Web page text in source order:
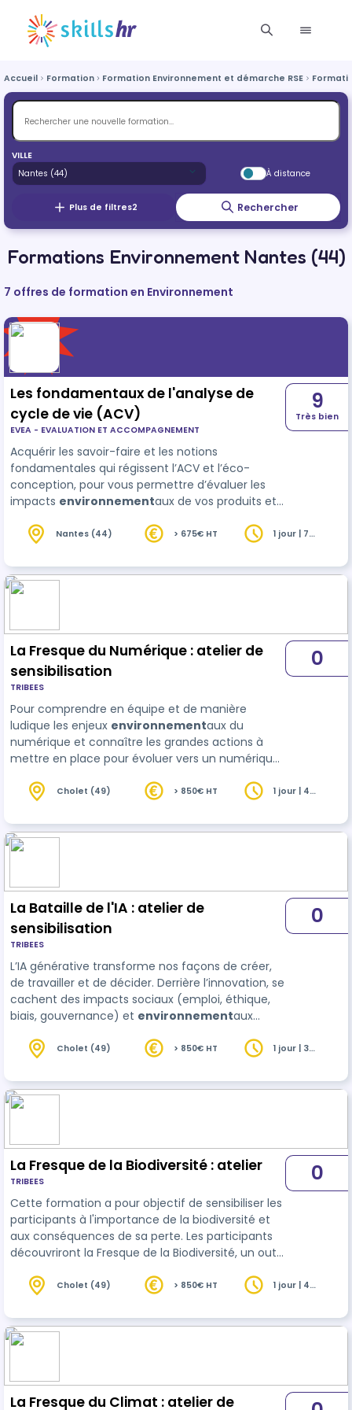
Accueil Formation Formation Environnement et démarche RSE
VILLE
À distance
Plus de filtres2 Rechercher
Formations Environnement Nantes (44)
7 offres de formation en Environnement
Les fondamentaux de l'analyse de
cycle de vie (ACV)
EVEA - EVALUATION ET ACCOMPAGNEMENT
Acquérir les savoir-faire et les notions
fondamentales qui régissent l’ACV et l’éco-
conception, pour vous permettre d’évaluer les
impacts environnementaux de vos produits et
9
Très bien
Nantes (44) > 675€ HT
1 jour | 7
La Fresque du Numérique : atelier de
sensibilisation
TRIBEES
Pour comprendre en équipe et de manière
ludique les enjeux environnementaux du
numérique et connaître les grandes actions à
mettre en place pour évoluer vers un numérique
atelier ludique et collaboratif de 3 heures avec
…
0
Cholet (49) > 850€ HT
1 jour | 4
La Bataille de l'IA : atelier de
sensibilisation
TRIBEES
L’IA générative transforme nos façons de créer,
de travailler et de décider. Derrière l’innovation, se
cachent des impacts sociaux (emploi, éthique,
biais, gouvernance) et environnementaux
empreinte carbone). Cette formation propose
comprendre les enjeux, identifier les risques et
explorer des usages responsables de l’IA.
0
Cholet (49) > 850€ HT
1 jour | 3
La Fresque de la Biodiversité : atelier
TRIBEES
Cette formation a pour objectif de sensibiliser les
participants à l'importance de la biodiversité et
aux conséquences de sa perte. Les participants
découvriront la Fresque de la Biodiversité, un outil
comprendre la complexité des écosystèmes. Ils
reconstituer les écosystèmes, comprendre les
interactions entre les espèces et évaluer l'impact
0
Cholet (49) > 850€ HT
1 jour | 4
La Fresque du Climat : atelier de